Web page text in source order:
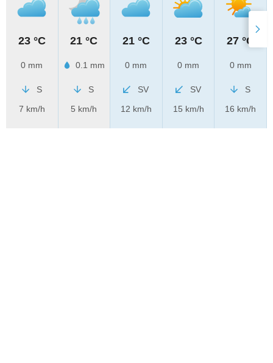
23 °C
0 mm
S
7 km/h
21 °C
0.1 mm
S
5 km/h
21 °C
0 mm
SV
12 km/h
23 °C
0 mm
SV
15 km/h
27 °C
0 mm
S
16 km/h